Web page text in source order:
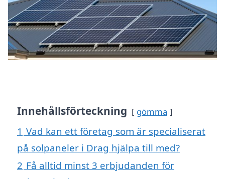
Innehållsförteckning gömma
1 Vad kan ett företag som är specialiserat
på solpaneler i Drag hjälpa till med?
2 Få alltid minst 3 erbjudanden för